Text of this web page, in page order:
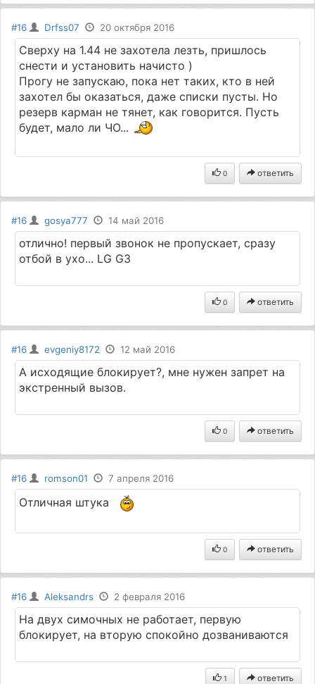
#16 Drfss07 20 октября 2016
Сверху на 1.44 не захотела лезть, пришлось
снести и установить начисто )
Прогу не запускаю, пока нет таких, кто в ней
захотел бы оказаться, даже списки пусты. Но
резерв карман не тянет, как говорится. Пусть
будет, мало ли ЧО...
0 ответить
#16 gosya777 14 май 2016
отлично! первый звонок не пропускает, сразу
отбой в ухо... LG G3
0 ответить
#16 evgeniy8172 12 май 2016
А исходящие блокирует?, мне нужен запрет на
экстренный вызов.
0 ответить
#16 romson01 7 апреля 2016
Отличная штука
0 ответить
#16 Aleksandrs 2 февраля 2016
На двух симочных не работает, первую
блокирует, на вторую спокойно дозваниваются
1 ответить